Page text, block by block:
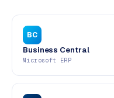
i
n
g
BC
Business Central
Microsoft ERP